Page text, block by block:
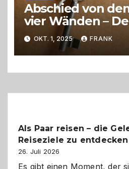
Abschied von
vier Wänden –
Weg beim Umzug
Pflegeheim
OKT. 1, 2025 FRANK
Als Paar reisen – die
Reiseziele zu entdecken
26. Juli 2026
Es gibt einen Moment, der